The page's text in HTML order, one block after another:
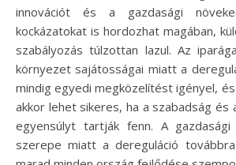
innovációt és a gazdasági
kockázatokat is hordozhat magában,
szabályozás túlzottan lazul. Az
környezet sajátosságai miatt a
mindig egyedi megközelítést igényel,
akkor lehet sikeres, ha a szabadság és
egyensúlyt tartják fenn. A
szerepe miatt a dereguláció